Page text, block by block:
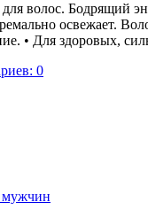
волос. Бодрящий
освежает.
• Для здоровых,
0
мужчин